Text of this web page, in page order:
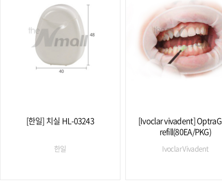
[한일] 치실 HL-03243
한일
[Ivoclar vivadent]
refill(80EA/PKG)
Ivoclar Vivadent